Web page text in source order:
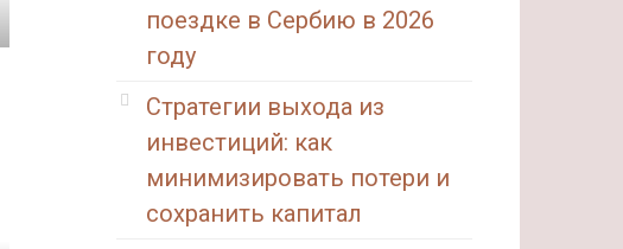
поездке в Сербию в 2026
году
Стратегии выхода из
инвестиций: как
минимизировать потери и
сохранить капитал